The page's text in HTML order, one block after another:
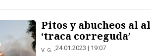
Pitos y abucheos al
‘traca correguda’
V. G. 24.01.2023 | 19:07